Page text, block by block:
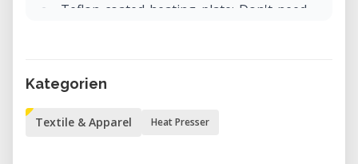
Teflon coated heating plate: Don't need
attractive appearance.
Kategorien
Textile & Apparel Heat Presser